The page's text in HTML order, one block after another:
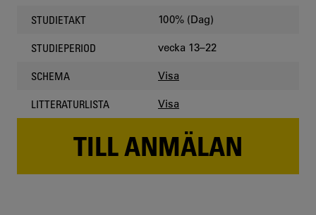
STUDIETAKT 100% (Dag)
STUDIEPERIOD vecka 13–22
SCHEMA Visa
LITTERATURLISTA Visa
TILL ANMÄLAN